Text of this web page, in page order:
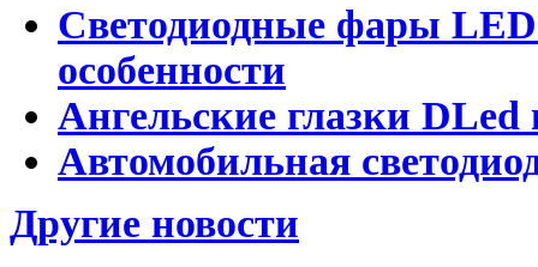
Светодиодные фары
особенности
Ангельские глазки DLed
Автомобильная
Другие новости